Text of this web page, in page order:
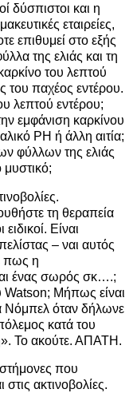
δύσπιστοι και η
εταιρείες,
επιθυμεί στο εξής
της ελιάς και τη
του λεπτού
του παχέος εντέρου.
λεπτού εντέρου;
εμφάνιση καρκίνου
PH ή άλλη αιτία;
φύλλων της ελιάς
τη θεραπεία
Είναι
– ναι αυτός
πως η
ένας σωρός σκ….;
Watson; Μήπως είναι
Νόμπελ όταν δήλωνε
κατά του
Το ακούτε. ΑΠΑΤΗ.
που
στις ακτινοβολίες.